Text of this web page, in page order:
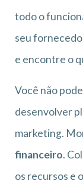
todo o
seu
e encontre o
Você não
desenvolver
marketing.
financeiro.
os recursos e